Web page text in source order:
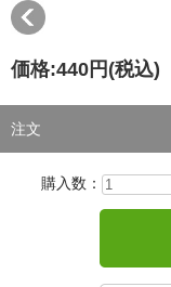
価格:440円 (税込)
注文
購入数：